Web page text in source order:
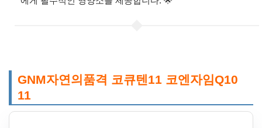
GNM자연의품격 코큐텐11 코엔자임Q10
11